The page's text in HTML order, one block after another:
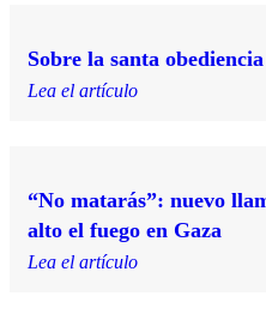
Sobre la santa
Lea el artículo
“No matarás”: nuevo
alto el fuego en Gaza
Lea el artículo